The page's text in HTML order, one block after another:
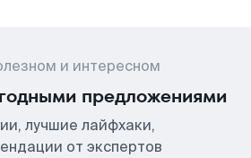
и интересном
предложениями
лучшие лайфхаки,
от экспертов